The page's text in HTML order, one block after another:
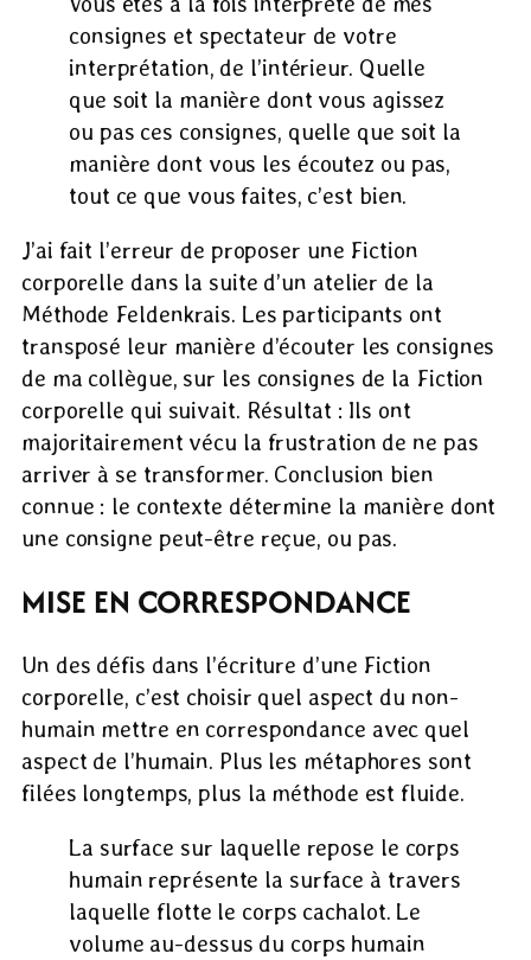
consignes et spectateur de votre
interprétation, de l’intérieur. Quelle
que soit la manière dont vous agissez
ou pas ces consignes, quelle que soit la
manière dont vous les écoutez ou pas,
tout ce que vous faites, c’est bien.
J’ai fait l’erreur de proposer une Fiction
corporelle dans la suite d’un atelier de la
Méthode Feldenkrais. Les participants ont
transposé leur manière d’écouter les consignes
de ma collègue, sur les consignes de la Fiction
corporelle qui suivait. Résultat : Ils ont
majoritairement vécu la frustration de ne pas
arriver à se transformer. Conclusion bien
connue : le contexte détermine la manière dont
une consigne peut-être reçue, ou pas.
MISE EN CORRESPONDANCE
Un des défis dans l’écriture d’une Fiction
corporelle, c’est choisir quel aspect du non-
humain mettre en correspondance avec quel
aspect de l’humain. Plus les métaphores sont
filées longtemps, plus la méthode est fluide.
La surface sur laquelle repose le corps
humain représente la surface à travers
laquelle flotte le corps cachalot. Le
volume au-dessus du corps humain